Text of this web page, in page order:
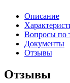
Описание
Вопросы по
Документы
Отзывы
Отзывы